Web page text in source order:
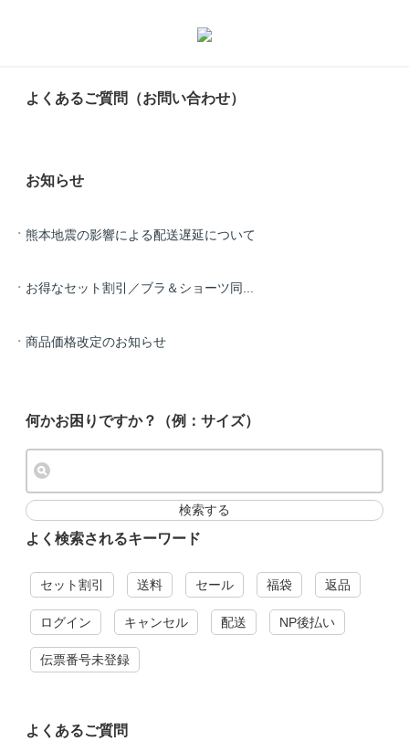
よくあるご質問（お問い合わせ）
お知らせ
熊本地震の影響による配送遅延について
お得なセット割引／ブラ＆ショーツ同...
商品価格改定のお知らせ
何かお困りですか？（例：サイズ）
検索する
よく検索されるキーワード
セット割引 送料 セール 福袋 返品
ログイン キャンセル 配送 NP後払い
伝票番号未登録
よくあるご質問